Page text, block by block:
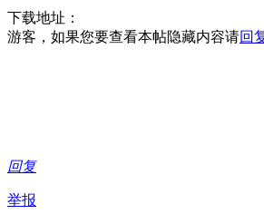
下载地址：
游客，如果您要查看本帖隐藏内容请回
回复
举报